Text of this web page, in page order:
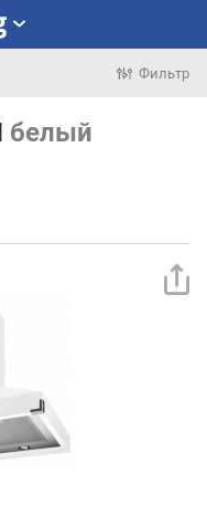
Фильтр
белый